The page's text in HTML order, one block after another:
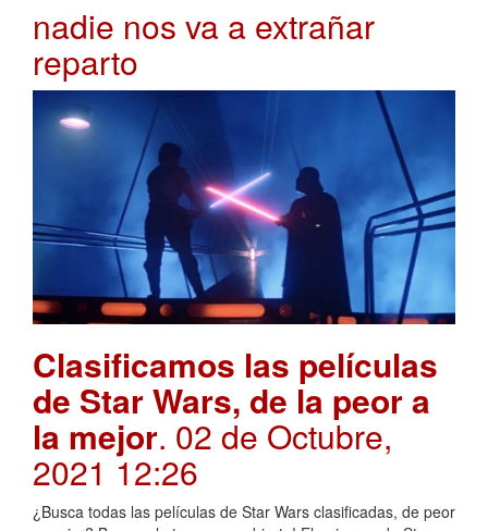
nadie nos va a extrañar
reparto
Clasificamos las películas
de Star Wars, de la peor a
la mejor. 02 de Octubre,
2021 12:26
¿Busca todas las películas de Star Wars clasificadas, de peor